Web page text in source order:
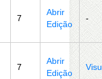
7
Abrir
Edição
-
7
Abrir
Edição